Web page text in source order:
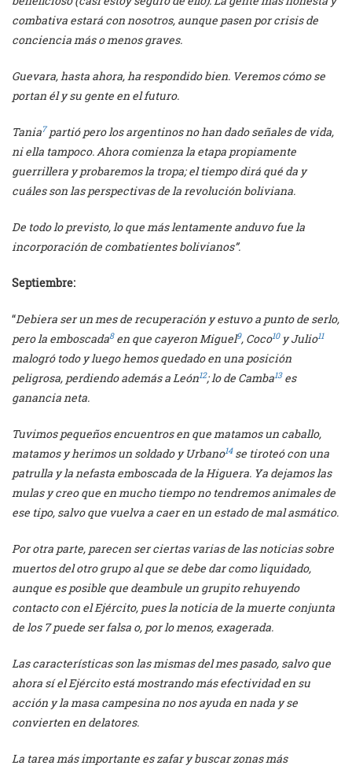
combativa estará con nosotros, aunque pasen por crisis de
conciencia más o menos graves.
Guevara, hasta ahora, ha respondido bien. Veremos cómo se
portan él y su gente en el futuro.
Tania7partió pero los argentinos no han dado señales de vida,
ni ella tampoco. Ahora comienza la etapa propiamente
guerrillera y probaremos la tropa; el tiempo dirá qué da y
cuáles son las perspectivas de la revolución boliviana.
De todo lo previsto, lo que más lentamente anduvo fue la
incorporación de combatientes bolivianos”.
Septiembre:
“Debiera ser un mes de recuperación y estuvo a punto de serlo,
pero la emboscada8en que cayeron Miguel9, Coco10y Julio11
malogró todo y luego hemos quedado en una posición
peligrosa, perdiendo además a León12; lo de Camba13es
ganancia neta.
Tuvimos pequeños encuentros en que matamos un caballo,
matamos y herimos un soldado y Urbano14se tiroteó con una
patrulla y la nefasta emboscada de la Higuera. Ya dejamos las
mulas y creo que en mucho tiempo no tendremos animales de
ese tipo, salvo que vuelva a caer en un estado de mal asmático.
Por otra parte, parecen ser ciertas varias de las noticias sobre
muertos del otro grupo al que se debe dar como liquidado,
aunque es posible que deambule un grupito rehuyendo
contacto con el Ejército, pues la noticia de la muerte conjunta
de los 7 puede ser falsa o, por lo menos, exagerada.
Las características son las mismas del mes pasado, salvo que
ahora sí el Ejército está mostrando más efectividad en su
acción y la masa campesinano nos ayuda en nada y se
convierten en delatores.
La tarea más importante es zafar y buscar zonas más